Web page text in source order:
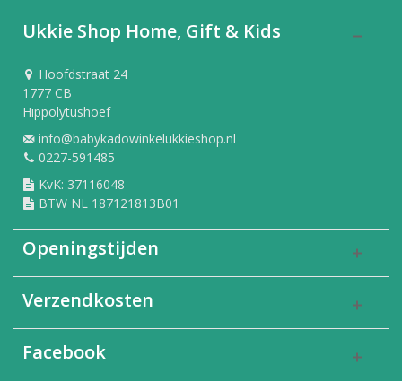
Ukkie Shop Home, Gift & Kids
Hoofdstraat 24
1777 CB
Hippolytushoef
info@babykadowinkelukkieshop.nl
0227-591485
KvK: 37116048
BTW NL 187121813B01
Openingstijden
Verzendkosten
Facebook